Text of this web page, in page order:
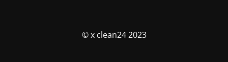
© x clean24 2023